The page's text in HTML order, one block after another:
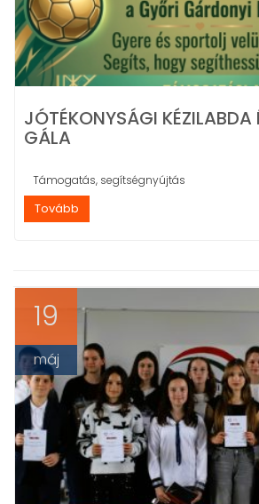
JÓTÉKONYSÁGI KÉZILABDA
GÁLA
Támogatás, segítségnyújtás
Tovább
19
máj